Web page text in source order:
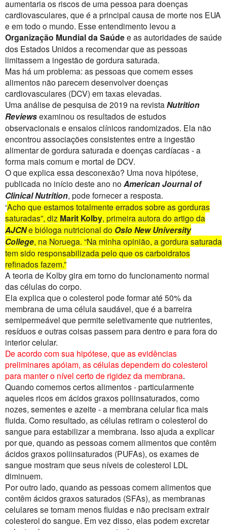
aumentaria os riscos de uma pessoa para doenças
cardiovasculares, que é a principal causa de morte nos EUA
e em todo o mundo. Esse entendimento levou a
Organização Mundial da Saúdee as autoridades de saúde
dos Estados Unidos a recomendar que as pessoas
limitassem a ingestão de gordura saturada.
Mas há um problema: as pessoas que comem esses
alimentos não parecem desenvolver doenças
cardiovasculares (DCV) em taxas elevadas.
Uma análise de pesquisa de 2019 na revistaNutrition
Reviewsexaminou os resultados de estudos
observacionais e ensaios clínicos randomizados. Ela não
encontrou associações consistentes entre a ingestão
alimentar de gordura saturada e doenças cardíacas - a
forma mais comum e mortal de DCV.
O que explica essa desconexão? Uma nova hipótese,
publicada no início deste ano no American Journal of
Clinical Nutrition, pode fornecer a resposta.
“Acho que estamos totalmente errados sobre as gorduras
saturadas”, diz Marit Kolby, primeira autora do artigo da
AJCNe bióloga nutricional do Oslo New University
College, na Noruega. “Na minha opinião, a gordura saturada
tem sido responsabilizada pelo que os carboidratos
refinados fazem.”
A teoria de Kolby gira em torno do funcionamento normal
das células do corpo.
Ela explica que o colesterol pode formar até 50% da
membrana de uma célula saudável, que é a barreira
semipermeável que permite seletivamente que nutrientes,
resíduos e outras coisas passem para dentro e para fora do
interior celular.
De acordo com sua hipótese, que as evidências
preliminares apóiam, as células dependem do colesterol
para manter o nível certo de rigidez da membrana.
Quando comemos certos alimentos - particularmente
aqueles ricos em ácidos graxos poliinsaturados, como
nozes, sementes e azeite - a membrana celular fica mais
fluida. Como resultado, as células retiram o colesterol do
sangue para estabilizar a membrana. Isso ajuda a explicar
por que, quando as pessoas comem alimentos que contêm
ácidos graxos poliinsaturados (PUFAs), os exames de
sangue mostram que seus níveis de colesterol LDL
diminuem.
Por outro lado, quando as pessoas comem alimentos que
contêm ácidos graxos saturados (SFAs), as membranas
celulares se tornam menos fluidas e não precisam extrair
colesterol do sangue. Em vez disso, elas podem excretar